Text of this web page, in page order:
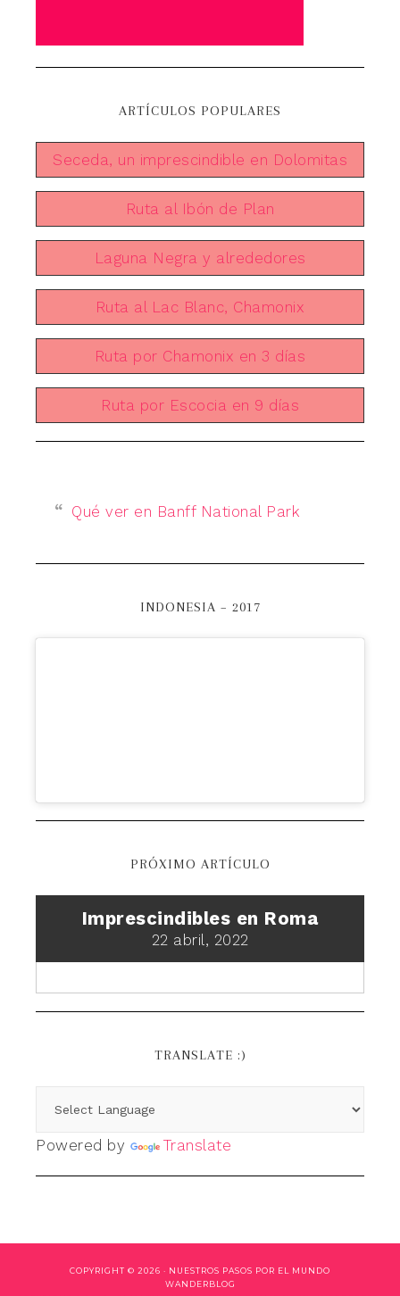
ARTÍCULOS POPULARES
Seceda, un imprescindible en Dolomitas
Ruta al Ibón de Plan
Laguna Negra y alrededores
Ruta al Lac Blanc, Chamonix
Ruta por Chamonix en 3 días
Ruta por Escocia en 9 días
Qué ver en Banff National Park
INDONESIA – 2017
PRÓXIMO ARTÍCULO
Imprescindibles en Roma
22 abril, 2022
TRANSLATE :)
Powered by Translate
COPYRIGHT © 2026 · NUESTROS PASOS POR EL MUNDO
WANDERBLOG